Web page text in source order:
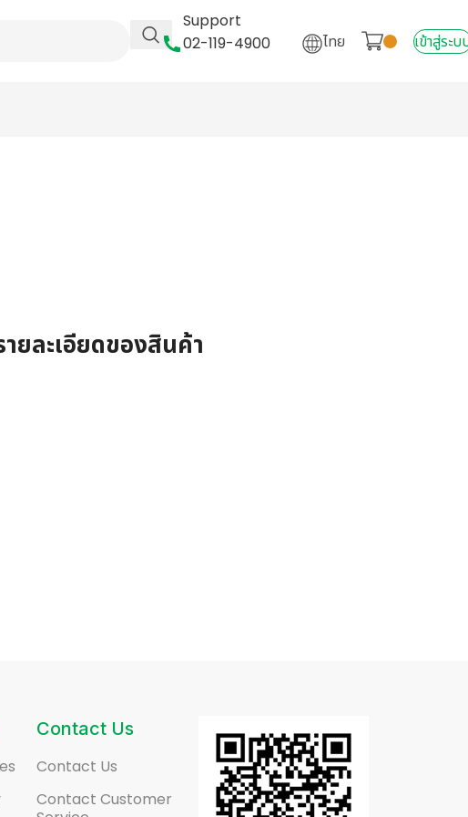
Support
02-119-4900
ไทย เข้าสู่ระบ
ยละเอียดของสินค้า
Contact Us
Contact Us
Contact Customer